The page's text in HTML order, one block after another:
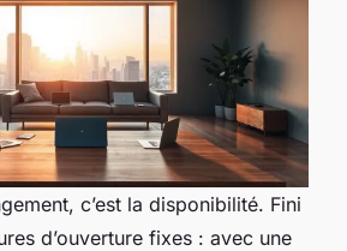
c’est la disponibilité. Fini
d’ouverture fixes : avec une